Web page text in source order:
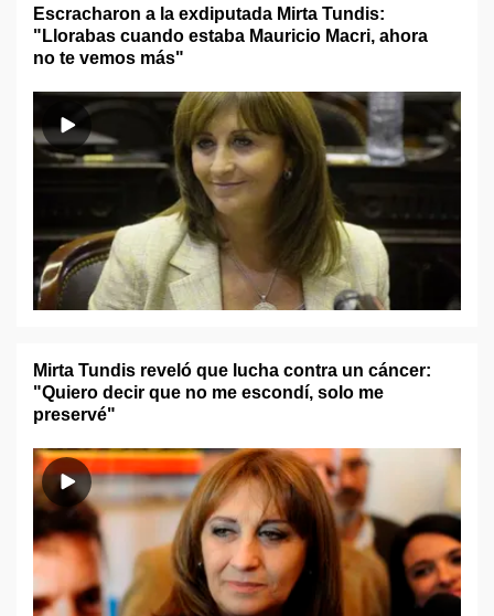
Escracharon a la exdiputada Mirta Tundis:
"Llorabas cuando estaba Mauricio Macri, ahora
no te vemos más"
Mirta Tundis reveló que lucha contra un cáncer:
"Quiero decir que no me escondí, solo me
preservé"